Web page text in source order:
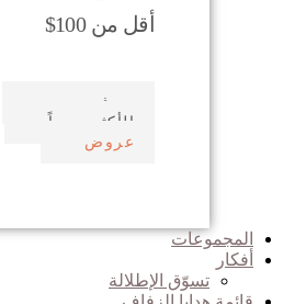
أقل من 100$
صدف بحري
الأكثر مبيعاً
عروض
المجموعات
أفكار
تسوّق الإطلالة